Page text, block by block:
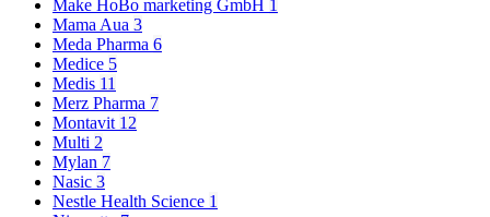
Make HoBo marketing GmbH 1
Mama Aua 3
Meda Pharma 6
Medice 5
Medis 11
Merz Pharma 7
Montavit 12
Multi 2
Mylan 7
Nasic 3
Nestle Health Science 1